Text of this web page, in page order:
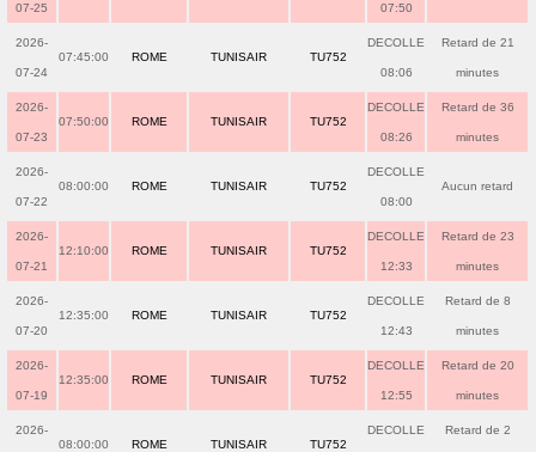
07-25 07:50
2026-
07-24
07:45:00 ROME TUNISAIR TU752
DECOLLE
08:06
Retard de 21
minutes
2026-
07-23
07:50:00 ROME TUNISAIR TU752
DECOLLE
08:26
Retard de 36
minutes
2026-
07-22
08:00:00 ROME TUNISAIR TU752
DECOLLE
08:00
Aucun retard
2026-
07-21
12:10:00 ROME TUNISAIR TU752
DECOLLE
12:33
Retard de 23
minutes
2026-
07-20
12:35:00 ROME TUNISAIR TU752
DECOLLE
12:43
Retard de 8
minutes
2026-
07-19
12:35:00 ROME TUNISAIR TU752
DECOLLE
12:55
Retard de 20
minutes
2026-
08:00:00 ROME TUNISAIR TU752
DECOLLE Retard de 2